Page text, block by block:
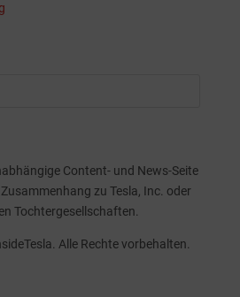
Content- und News-Seite
zu Tesla, Inc. oder
Tochtergesellschaften.
Alle Rechte vorbehalten.